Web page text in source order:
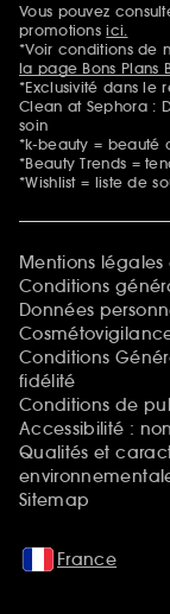
Mentions
Vous pouvez
promotionsici.
*Voir conditions de
la page Bons Plans
*Exclusivité dans le
Clean at Sephora :
soin
*k-beauty = beauté
*Beauty Trends =
*Wishlist = liste de
Mentions légales
Conditions
Données
Conditions
fidélité
Conditions de
Accessibilité :
Qualités et
Sitemap
France